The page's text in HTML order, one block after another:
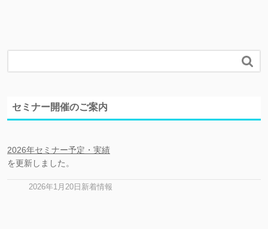

セミナー開催のご案内
2026年セミナー予定・実績
を更新しました。
2026年1月20日新着情報